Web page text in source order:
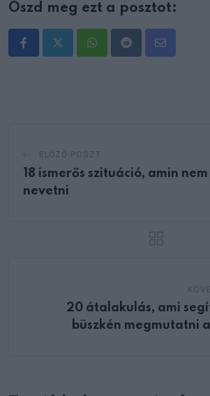
Oszd meg ezt a posztot:
WhatsappRedditShare
18 ismerős szituáció, amin
nevetni
20 átalakulás, ami
büszkén megmutatni